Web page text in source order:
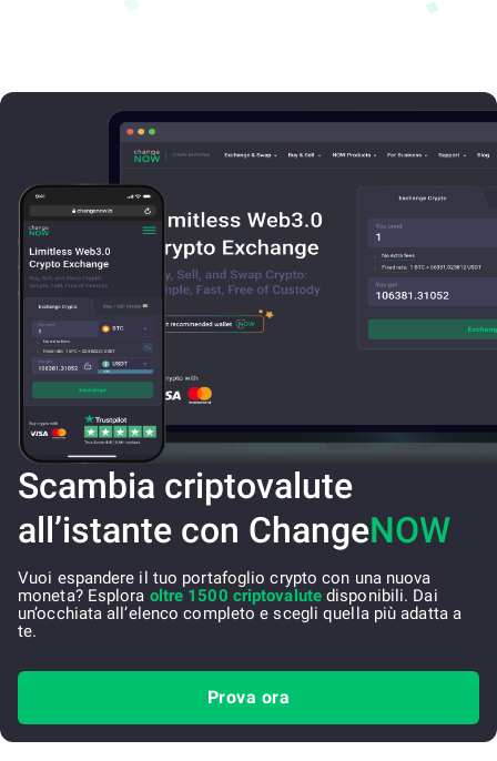
Scambia criptovalute
all’istante con ChangeNOW
Vuoi espandere il tuo portafoglio crypto con una nuova
moneta? Esplora oltre 1500 criptovalutedisponibili. Dai
un’occhiata all’elenco completo e scegli quella più adatta a
te.
Prova ora